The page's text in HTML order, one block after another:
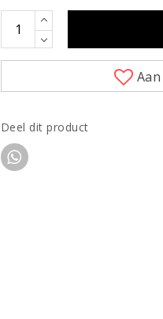
Deel dit product